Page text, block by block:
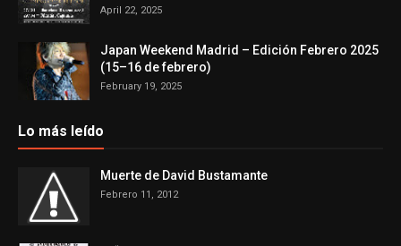
April 22, 2025
Japan Weekend Madrid – Edición Febrero 2025
(15–16 de febrero)
February 19, 2025
Lo más leído
Muerte de David Bustamante
Febrero 11, 2012